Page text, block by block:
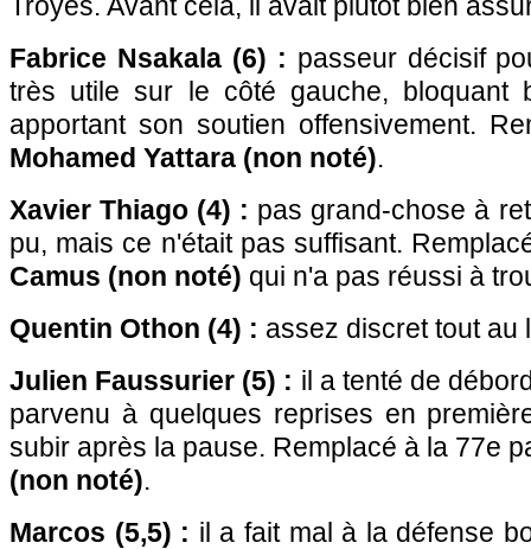
Fabrice Nsakala (6) : passeur décisif
très utile sur le côté gauche, bloquant
apportant son soutien offensivement.
Mohamed Yattara (non noté).
Xavier Thiago (4) : pas grand-chose à
pu, mais ce n'était pas suffisant.
Camus (non noté) qui n'a pas réussi à
Quentin Othon (4) : assez discret tout au
Julien Faussurier (5) : il a tenté de
parvenu à quelques reprises en
subir après la pause. Remplacé à la 77e
(non noté).
Marcos (5,5) : il a fait mal à la défense